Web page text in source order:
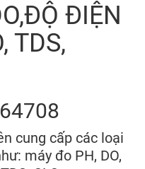
ĐIỆN
TDS,
cung cấp các loại
máy đo PH, DO,